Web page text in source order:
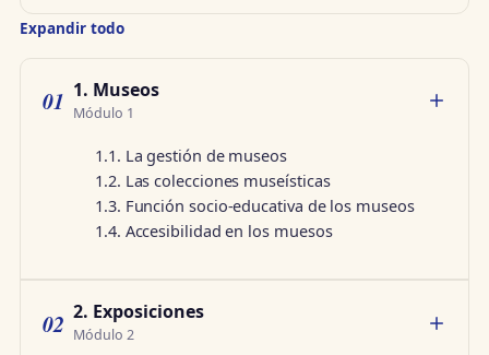
Expandir todo
01 1. Museos
Módulo 1
1.1. La gestión de museos
1.2. Las colecciones museísticas
1.3. Función socio-educativa de los museos
1.4. Accesibilidad en los muesos
02 2. Exposiciones
Módulo 2